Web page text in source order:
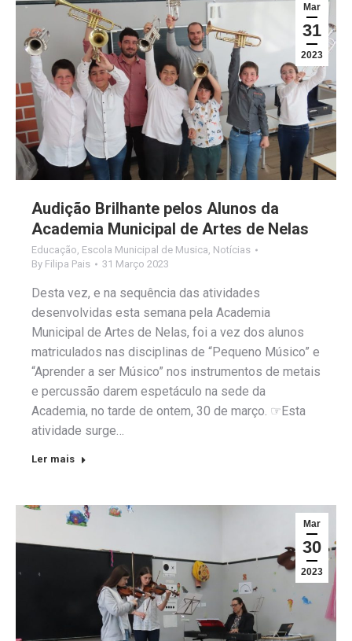
Mar
31
2023
Audição Brilhante pelos Alunos da
Academia Municipal de Artes de Nelas
Educação, Escola Municipal de Musica, Notícias
By Filipa Pais 31 Março 2023
Desta vez, e na sequência das atividades
desenvolvidas esta semana pela Academia
Municipal de Artes de Nelas, foi a vez dos alunos
matriculados nas disciplinas de “Pequeno Músico” e
“Aprender a ser Músico” nos instrumentos de metais
e percussão darem espetáculo na sede da
Academia, no tarde de ontem, 30 de março. ☞Esta
atividade surge…
Ler mais
Mar
30
2023